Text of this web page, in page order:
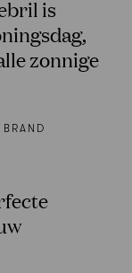
is
zonnige